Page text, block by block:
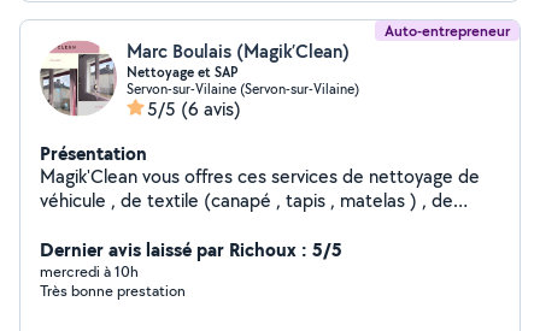
Auto-entrepreneur
Marc Boulais (Magik’Clean)
Nettoyage et SAP
Servon-sur-Vilaine (Servon-sur-Vilaine)
5/5 (6 avis)
Présentation
Magik'Clean vous offres ces services de nettoyage de
véhicule , de textile (canapé , tapis , matelas ) , de
de maison ou d'appartement après un décès une
maladie ou autre . Je suis agréé Services à la personne
et interviens aussi pour du petit bricolage , surveillance
Dernier avis laissé par Richoux : 5/5
mercredi à 10h
Très bonne prestation